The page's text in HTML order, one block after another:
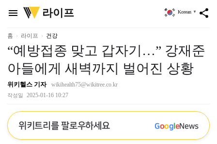
menu
위
키
리
라이프 share
Korean ▼
홈 라이프 건강
“예방접종 맞고 갑자기…” 강재준
아들에게 새벽까지 벌어진 상황
위키헬스 기자 wikihealth75@wikitree.co.kr
작성일 2025-01-16 10:27
위키트리를 팔로우하세요 GoogleNews